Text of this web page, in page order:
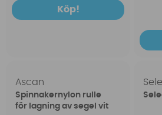
Köp!
Ascan
Spinnakernylon rulle
för lagning av segel vit